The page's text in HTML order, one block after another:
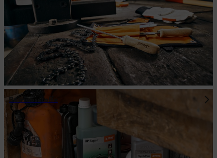
Betriebsstoffe